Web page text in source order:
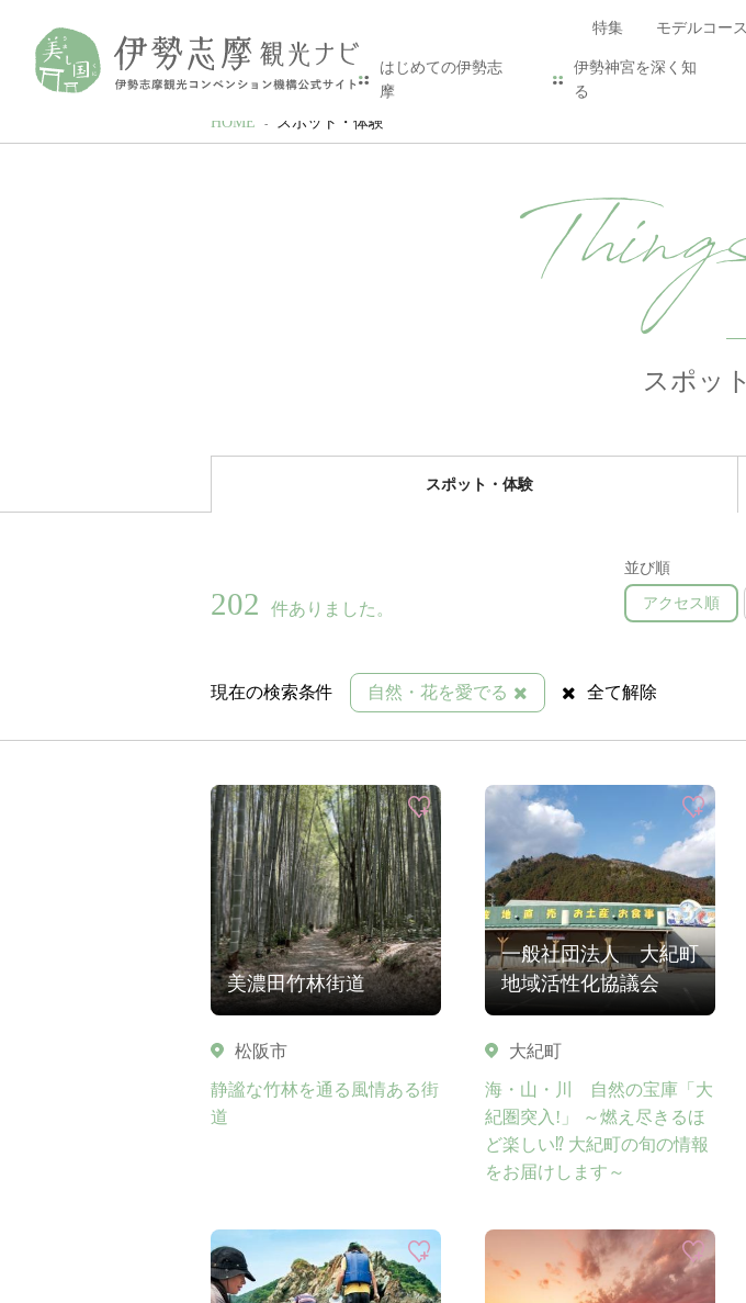
特集 モデルコース
はじめての伊勢志
摩
伊勢神宮を深く知
る
HOME スポット・体験
スポッ
スポット・体験
202 件ありました。
並び順
アクセス順
現在の検索条件 自然・花を愛でる 全て解除
美濃田竹林街道
松阪市
静謐な竹林を通る風情ある街
道
一般社団法人 大紀町
地域活性化協議会
大紀町
海・山・川 自然の宝庫「大
紀圏突入!」 ～燃え尽きるほ
ど楽しい⁉ 大紀町の旬の情報
をお届けします～